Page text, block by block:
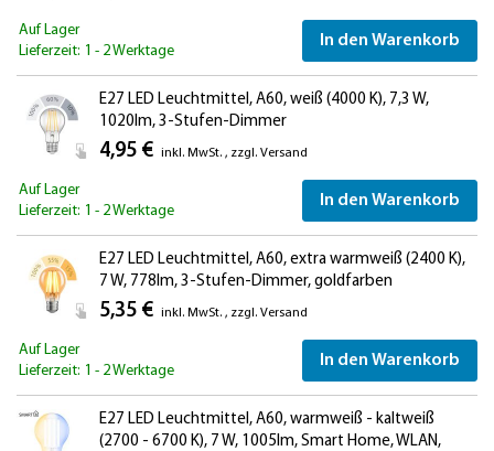
Auf Lager
Lieferzeit: 1 - 2 Werktage
In den Warenkorb
E27 LED Leuchtmittel, A60, weiß (4000 K), 7,3 W,
1020lm, 3-Stufen-Dimmer
4,95 € inkl. MwSt. , zzgl. Versand
Auf Lager
Lieferzeit: 1 - 2 Werktage
In den Warenkorb
E27 LED Leuchtmittel, A60, extra warmweiß (2400 K),
7 W, 778lm, 3-Stufen-Dimmer, goldfarben
5,35 € inkl. MwSt. , zzgl. Versand
Auf Lager
Lieferzeit: 1 - 2 Werktage
In den Warenkorb
E27 LED Leuchtmittel, A60, warmweiß - kaltweiß
(2700 - 6700 K), 7 W, 1005lm, Smart Home, WLAN,